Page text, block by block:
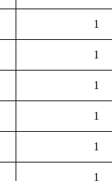
1
1
1
1
1
1